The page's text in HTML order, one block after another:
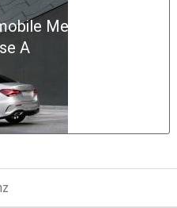
Mercedes-Benz
A